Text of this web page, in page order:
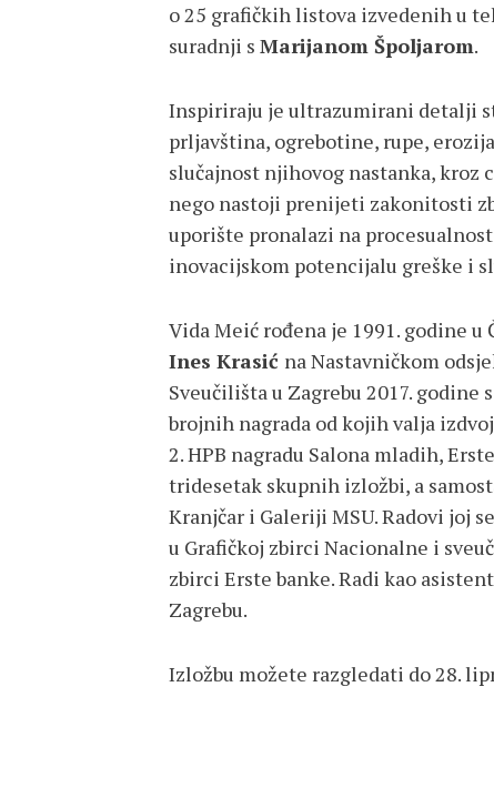
o 25 grafičkih listova izvedenih u
suradnji s Marijanom Špoljarom.
Inspiriraju je ultrazumirani detalji
prljavština, ogrebotine, rupe,
slučajnost njihovog nastanka, kroz
nego nastoji prenijeti zakonitosti
uporište pronalazi na
inovacijskom potencijalu greške i
Vida Meić rođena je 1991. godine
Ines Krasić na Nastavničkom
Sveučilišta u Zagrebu 2017. godine
brojnih nagrada od kojih valja
2. HPB nagradu Salona mladih,
tridesetak skupnih izložbi, a
Kranjčar i Galeriji MSU. Radovi joj
u Grafičkoj zbirci Nacionalne i
zbirci Erste banke. Radi kao
Zagrebu.
Izložbu možete razgledati do 28.